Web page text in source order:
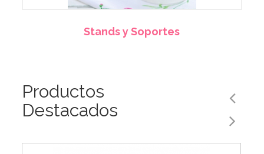
Stands y Soportes
Productos
Destacados